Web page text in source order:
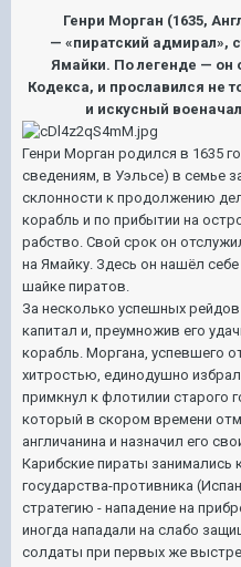
Генри Морган (1635,
— «пиратский адмирал»,
Ямайки. По легенде — он
Кодекса, и прославился не
и искусный
Генри Морган родился в 1635
сведениям, в Уэльсе) в семье
склонности к продолжению
корабль и по прибытии на
рабство. Свой срок он
на Ямайку. Здесь он нашёл
шайке пиратов.
За несколько успешных
капитал и, преумножив его
корабль. Моргана, успевшего
хитростью, единодушно
примкнул к флотилии старого
который в скором времени
англичанина и назначил его
Карибские пираты занимались
государства-противника
стратегию - нападение на
иногда нападали на слабо
солдаты при первых же